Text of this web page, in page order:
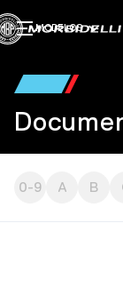
MODELOS
0-9 A B